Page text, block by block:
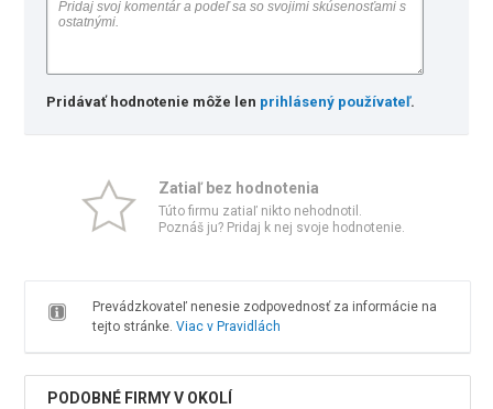
Pridávať hodnotenie môže len prihlásený používateľ.
Zatiaľ bez hodnotenia
Túto firmu zatiaľ nikto nehodnotil.
Poznáš ju? Pridaj k nej svoje hodnotenie.
Prevádzkovateľ nenesie zodpovednosť za informácie na
tejto stránke. Viac v Pravidlách
PODOBNÉ FIRMY V OKOLÍ